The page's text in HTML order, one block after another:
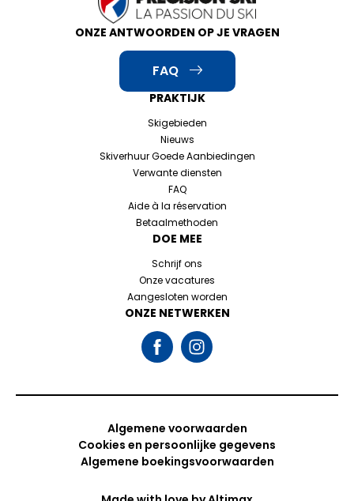
PRAKTIJK
Skigebieden
Nieuws
Skiverhuur Goede Aanbiedingen
Verwante diensten
FAQ
Aide à la réservation
Betaalmethoden
DOE MEE
Schrijf ons
Onze vacatures
Aangesloten worden
ONZE NETWERKEN
ONZE ANTWOORDEN OP JE VRAGEN
FAQ
Algemene voorwaarden
Cookies en persoonlijke gegevens
Algemene boekingsvoorwaarden